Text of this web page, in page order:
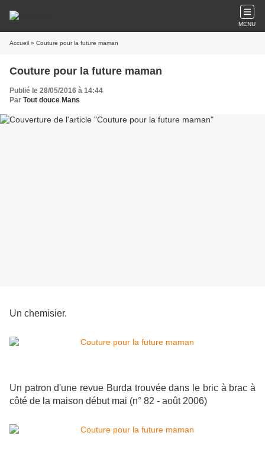
MENU
Accueil » Couture pour la future maman
Couture pour la future maman
Publié le 28/05/2016 à 14:44
Par Tout douce Mans
Un chemisier.
Un patron d'une revue Burda trouvée dans le bric à brac à
côté de la maison début mai (n° 82 - août 2006)